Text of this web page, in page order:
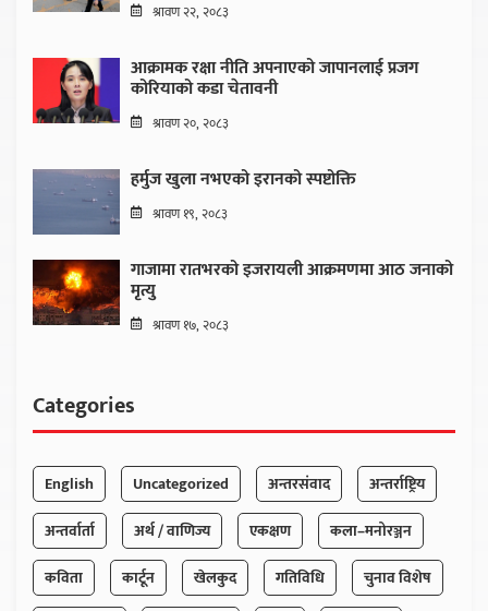
श्रावण २२, २०८३
आक्रामक रक्षा नीति अपनाएको जापानलाई प्रजग
कोरियाको कडा चेतावनी
श्रावण २०, २०८३
हर्मुज खुला नभएको इरानको स्पष्टोक्ति
श्रावण १९, २०८३
गाजामा रातभरको इजरायली आक्रमणमा आठ जनाको
मृत्यु
श्रावण १७, २०८३
Categories
English Uncategorized अन्तरसंवाद
अन्तर्राष्ट्रिय
अन्तर्वार्ता
अर्थ / वाणिज्य एकक्षण
कला–मनोरञ्जन
कविता
कार्टून खेलकुद गतिविधि
चुनाव विशेष